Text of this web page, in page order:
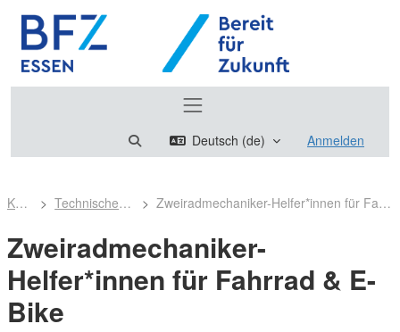
Sucheingabe umschalten
Deutsch ‎(de)‎ Anmelden
Kurse Technische Berufe Zweiradmechaniker-Helfer*innen für Fahrrad & E-Bike
Zweiradmechaniker-
Helfer*innen für Fahrrad & E-
Bike